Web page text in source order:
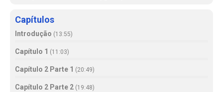
Capítulos
Introdução (13:55)
Capítulo 1 (11:03)
Capítulo 2 Parte 1 (20:49)
Capítulo 2 Parte 2 (19:48)